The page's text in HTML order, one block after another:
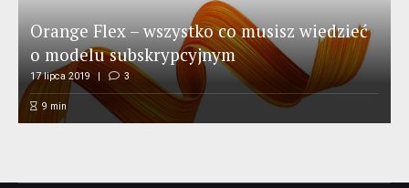
Orange Flex – wszystko co musisz wiedzieć
o modelu subskrypcyjnym
17 lipca 2019 3
9 min